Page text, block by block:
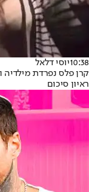
10:38יוסי דלאל
קרן פלס נפרדת מילדיה
ראיון סיכום